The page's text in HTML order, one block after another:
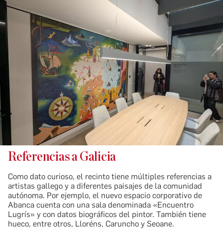
Referencias a Galicia
Como dato curioso, el recinto tiene múltiples referencias a
artistas gallego y a diferentes paisajes de la comunidad
autónoma. Por ejemplo, el nuevo espacio corporativo de
Abanca cuenta con una sala denominada «Encuentro
Lugrís» y con datos biográficos del pintor. También tiene
hueco, entre otros, Lloréns, Caruncho y Seoane.